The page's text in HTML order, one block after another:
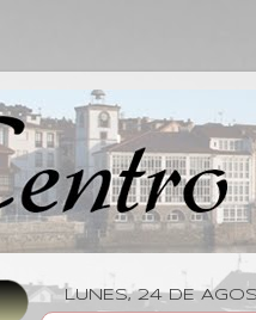
LUNES, 24 DE